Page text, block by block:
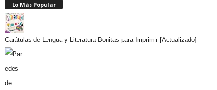
Lo Más Popular
Carátulas de Lengua y Literatura Bonitas para Imprimir [Actualizado]